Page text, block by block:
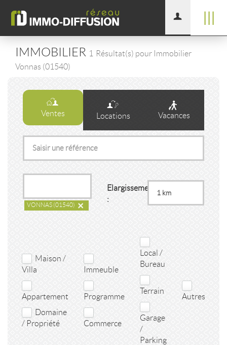
IMMOBILIER 1
Résultat(s) pour Immobilier
Vonnas (01540)
Ventes Locations Vacances
×
VONNAS (01540)
Elargissement
:
Maison /
Villa
Appartement
Domaine
/ Propriété
Immeuble
Programme
Commerce
Local /
Bureau
Terrain
Garage
/
Parking
Autres